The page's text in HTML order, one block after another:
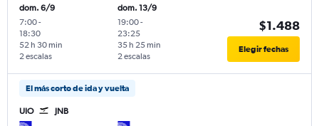
dom. 6/9
7:00-
18:30
2 escalas
52 h 30 min
dom. 13/9
19:00-
23:25
2 escalas
35 h 25 min
$1.488
Elegir fechas
El más corto de ida y vuelta
UIO JNB